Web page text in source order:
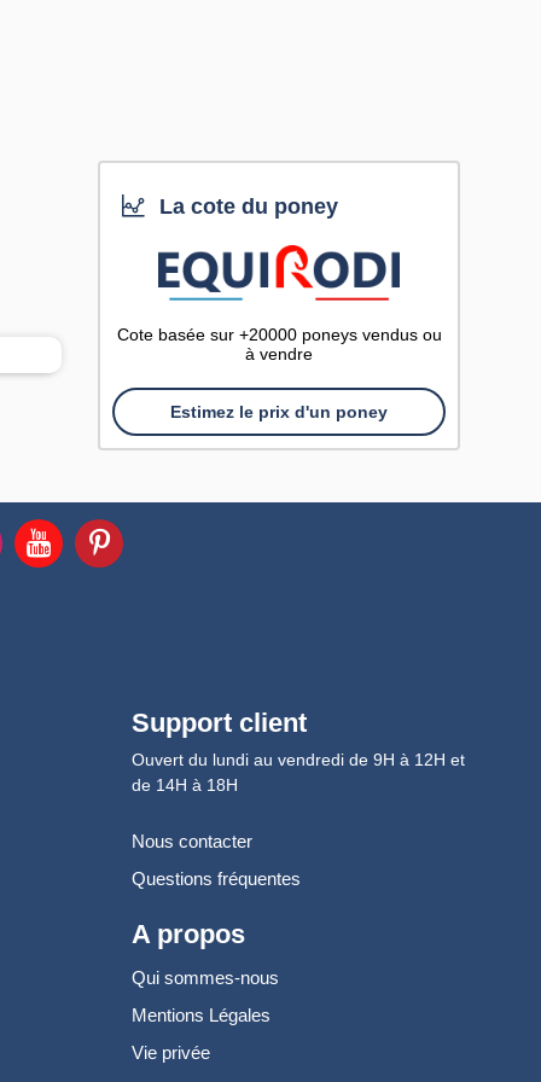
La cote du poney
Cote basée sur +20000 poneys vendus ou
à vendre
Estimez le prix d'un poney
Support client
Ouvert du lundi au vendredi de 9H à 12H et
de 14H à 18H
Nous contacter
Questions fréquentes
A propos
Qui sommes-nous
Mentions Légales
Vie privée